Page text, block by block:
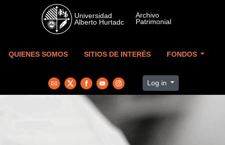
Skip to main content
QUIENES SOMOS SITIOS DE INTERÉS FONDOS
Log in